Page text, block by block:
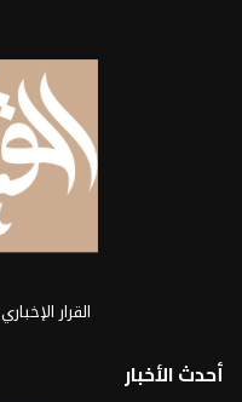
القرار الإخباري
أحدث الأخبار